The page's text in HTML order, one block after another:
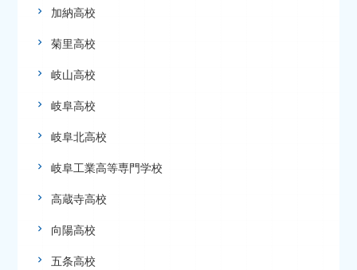
加納高校
菊里高校
岐山高校
岐阜高校
岐阜北高校
岐阜工業高等専門学校
高蔵寺高校
向陽高校
五条高校